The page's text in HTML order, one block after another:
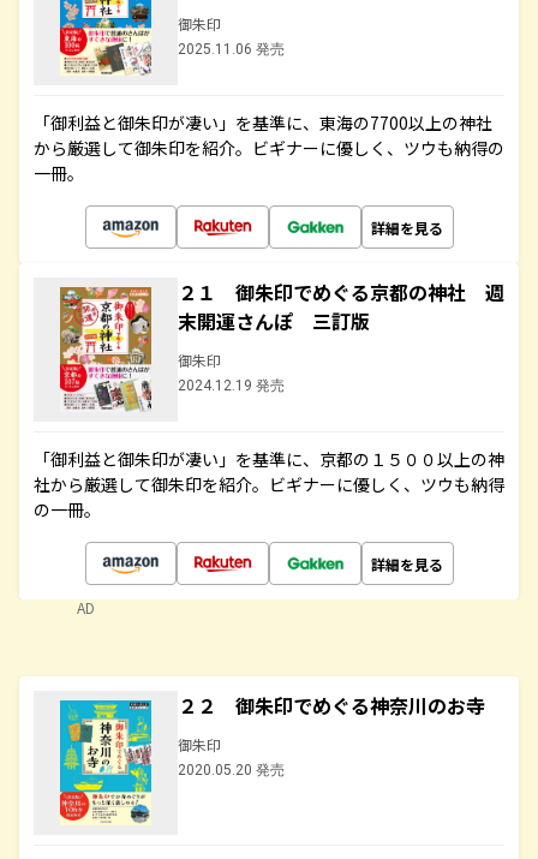
御朱印
2025.11.06 発売
「御利益と御朱印が凄い」を基準に、東海の7700以上の神社
から厳選して御朱印を紹介。ビギナーに優しく、ツウも納得の
一冊。
詳細を見る
２１ 御朱印でめぐる京都の神社 週
末開運さんぽ 三訂版
御朱印
2024.12.19 発売
「御利益と御朱印が凄い」を基準に、京都の１５００以上の神
社から厳選して御朱印を紹介。ビギナーに優しく、ツウも納得
の一冊。
詳細を見る
AD
２２ 御朱印でめぐる神奈川のお寺
御朱印
2020.05.20 発売